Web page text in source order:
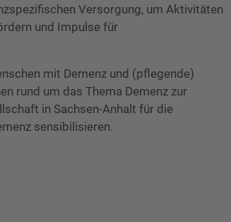
Versorgung, um Aktivitäten
und Impulse für
mit Demenz und (pflegende)
rund um das Thema Demenz zur
in Sachsen-Anhalt für die
sensibilisieren.